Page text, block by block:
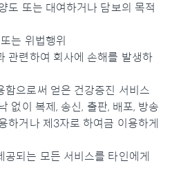
도 또는 대여하거나 담보의 목적
는 위법행위
관련하여 회사에 손해를 발생하
함으로써 얻은 건강증진 서비스
없이 복제, 송신, 출판, 배포, 방송
하거나 제3자로 하여금 이용하게
되는 모든 서비스를 타인에게